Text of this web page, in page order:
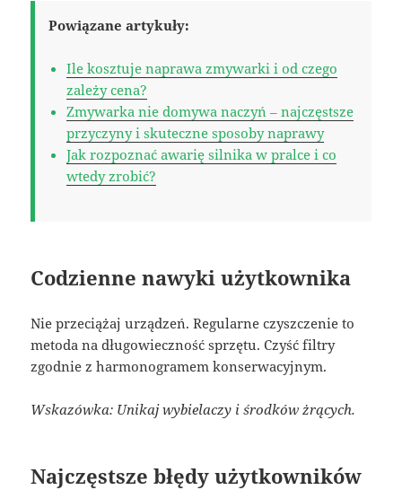
Powiązane artykuły:
Ile kosztuje naprawa zmywarki i od czego
zależy cena?
Zmywarka nie domywa naczyń – najczęstsze
przyczyny i skuteczne sposoby naprawy
Jak rozpoznać awarię silnika w pralce i co
wtedy zrobić?
Codzienne nawyki użytkownika
Nie przeciążaj urządzeń. Regularne czyszczenie to
metoda na długowieczność sprzętu. Czyść filtry
zgodnie z harmonogramem konserwacyjnym.
Wskazówka: Unikaj wybielaczy i środków żrących.
Najczęstsze błędy użytkowników